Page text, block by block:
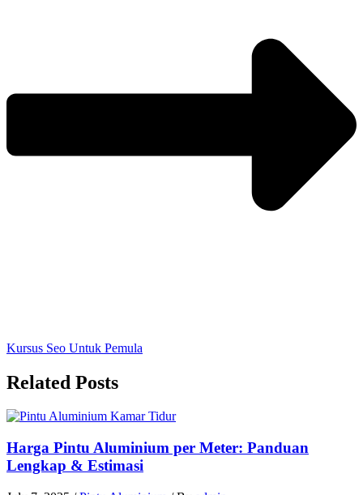
Kursus Seo Untuk Pemula
Related Posts
Harga Pintu Aluminium per Meter: Panduan
Lengkap & Estimasi